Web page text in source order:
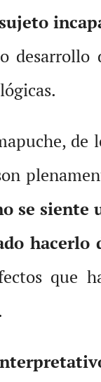
desarrollo
de
se siente
hacerlo
que